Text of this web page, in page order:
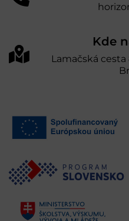
Kde
Lamačská cesta